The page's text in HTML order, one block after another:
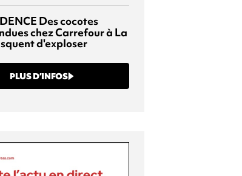
Des cocotes
chez Carrefour à La
d'exploser
PLUS D’INFOS